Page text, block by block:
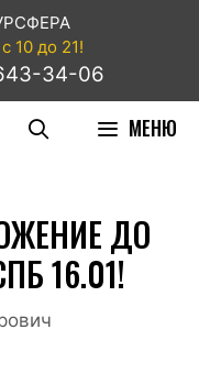
10 до 21!
34-06
МЕНЮ
ДО
16.01!